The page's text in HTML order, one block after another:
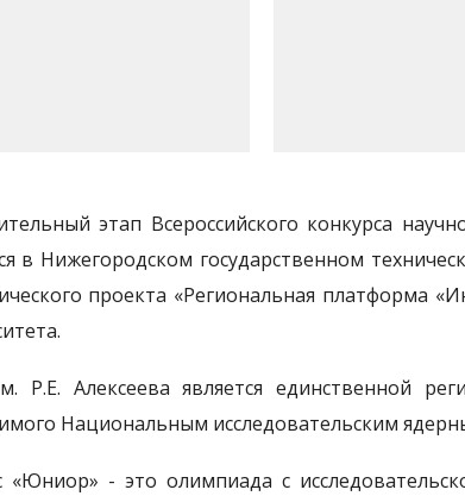
этап Всероссийского конкурса
в Нижегородском государственном
проекта «Региональная платформа
Р.Е. Алексеева является единственной
Национальным исследовательским
«Юниор» - это олимпиада с